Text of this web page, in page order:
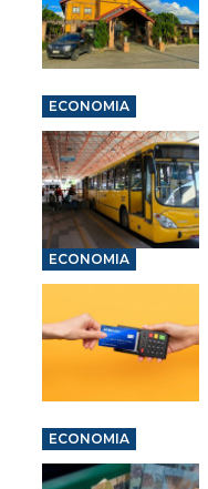
ECONOMIA
ECONOMIA
ECONOMIA